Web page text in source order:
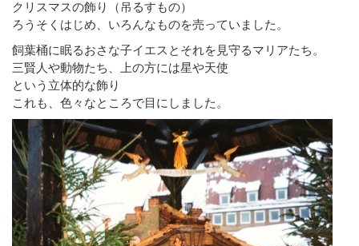
クリスマスの飾り（吊るすもの）
ろうそくはじめ、いろんなものを売っていました。
飼葉桶に眠るおさな子イエスとそれを見守るマリアたち。
三賢人や動物たち、上の方には星や天使
という立体的な飾り
これも、色々なところで目にしました。